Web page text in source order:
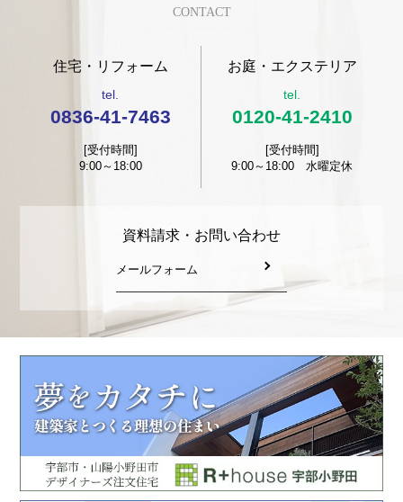
CONTACT
住宅・リフォーム
tel.
0836-41-7463
[受付時間]
9:00～18:00
お庭・エクステリア
tel.
0120-41-2410
[受付時間]
9:00～18:00 水曜定休
資料請求・お問い合わせ
メールフォーム